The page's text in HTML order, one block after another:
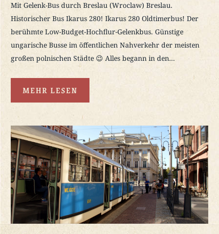
Mit Gelenk-Bus durch Breslau (Wroclaw) Breslau.
Historischer Bus Ikarus 280! Ikarus 280 Oldtimerbus! Der
berühmte Low-Budget-Hochflur-Gelenkbus. Günstige
ungarische Busse im öffentlichen Nahverkehr der meisten
großen polnischen Städte 😉 Alles begann in den...
MEHR LESEN